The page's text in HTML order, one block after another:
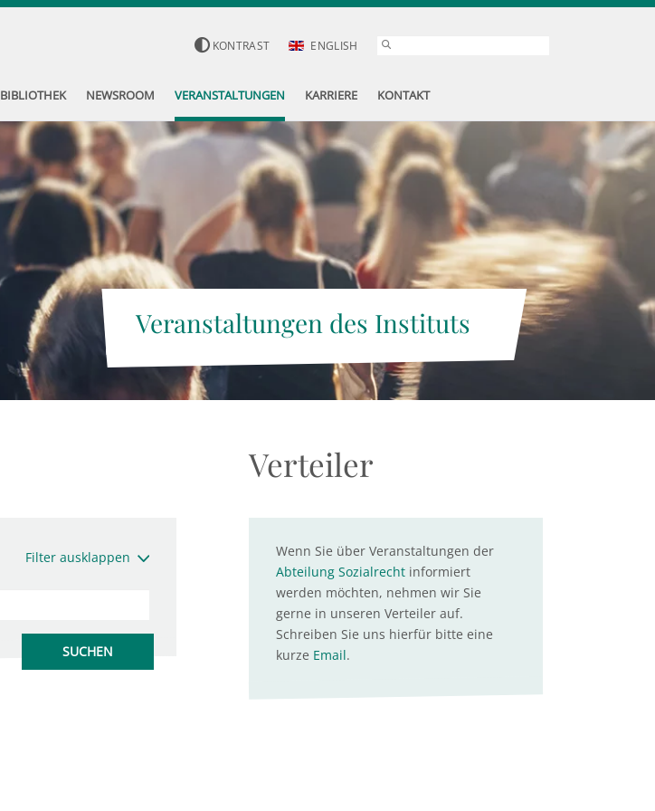
KONTRAST ENGLISH
BIBLIOTHEK NEWSROOM VERANSTALTUNGEN KARRIERE KONTAKT
Veranstaltungen des Instituts
Filter ausklappen
Verteiler
Wenn Sie über Veranstaltungen der
Abteilung Sozialrechtinformiert
werden möchten, nehmen wir Sie
gerne in unseren Verteiler auf.
Schreiben Sie uns hierfür bitte eine
kurze Email.